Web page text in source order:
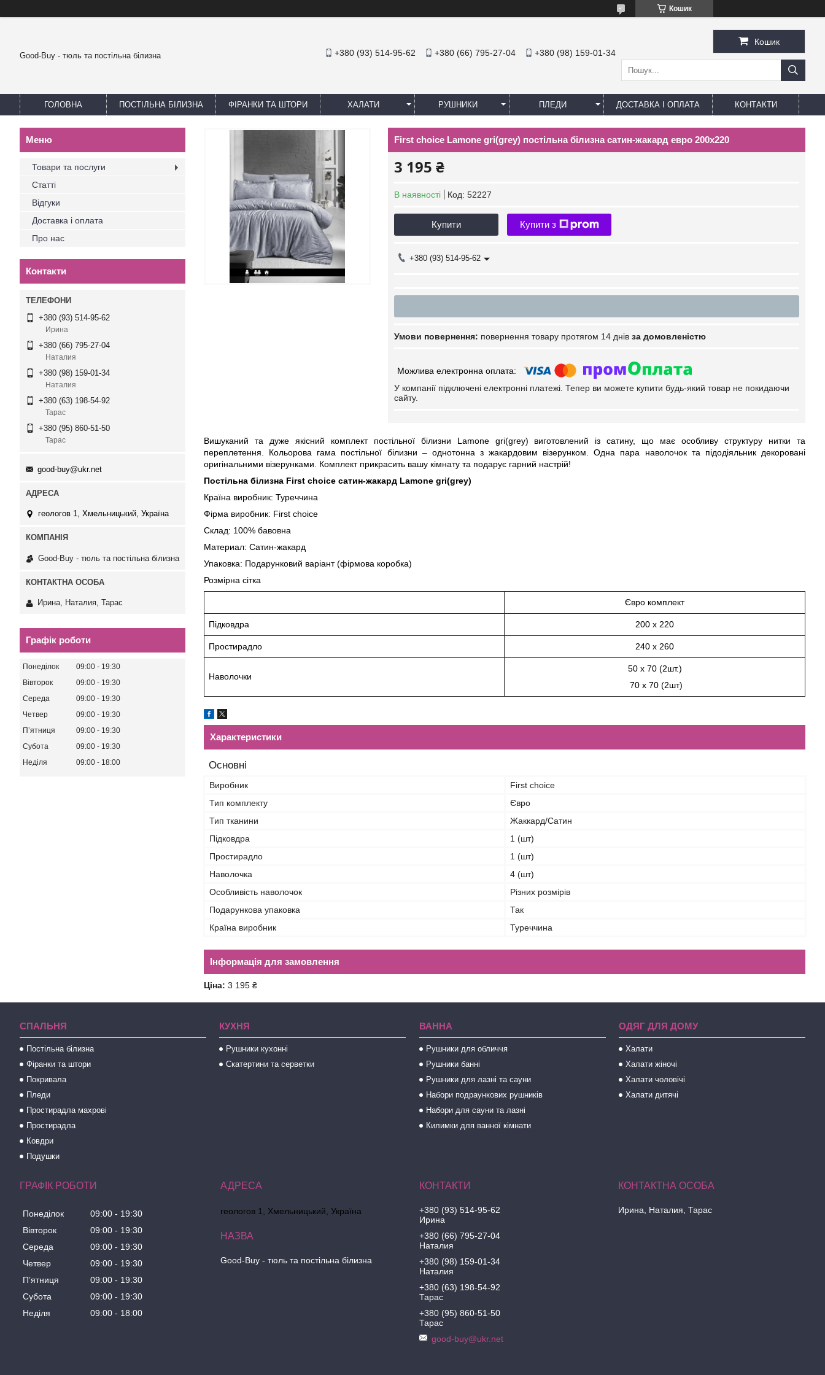
Кошик
Good-Buy - тюль та постільна білизна +380 (93) 514-95-62 +380 (66) 795-27-04 +380 (98) 159-01-34
Кошик
ГОЛОВНА ПОСТІЛЬНА БІЛИЗНА ФІРАНКИ ТА ШТОРИ ХАЛАТИ РУШНИКИ ПЛЕДИ ДОСТАВКА І ОПЛАТА КОНТАКТИ
First choice Lamone gri(grey) постільна білизна сатин-жакард евро 200х220
3 195 ₴
В наявності Код: 52227
Купити Купити з
+380 (93) 514-95-62
повернення товару протягом 14 днів за домовленістю
У компанії підключені електронні платежі. Тепер ви можете купити будь-який товар не покидаючи
сайту.
Вишуканий та дуже якісний комплект постільної білизни Lamone gri(grey) виготовлений із сатину, що має особливу структуру нитки та
переплетення. Кольорова гама постільної білизни – однотонна з жакардовим візерунком. Одна пара наволочок та підодіяльник декоровані
оригінальними візерунками. Комплект прикрасить вашу кімнату та подарує гарний настрій!
Постільна білизна First choice сатин-жакард Lamone gri(grey)
Країна виробник: Туреччина
Фірма виробник: First choice
Склад: 100% бавовна
Материал: Сатин-жакард
Упаковка: Подарунковий варіант (фірмова коробка)
Розмірна сітка
Євро комплект
Підковдра 200 х 220
Простирадло 240 х 260
Наволочки
50 х 70 (2шт.)
70 х 70 (2шт)
Характеристики
Основні
Виробник
First choice
Тип комплекту
Євро
Тип тканини
Жаккард/Сатин
Підковдра
1 (шт)
Простирадло
1 (шт)
Наволочка
4 (шт)
Особливість наволочок
Різних розмірів
Подарункова упаковка
Так
Країна виробник
Туреччина
Інформація для замовлення
Ціна: 3 195 ₴
Товари та послуги
Статті
Відгуки
Доставка і оплата
Про нас
Контакти
+380 (93) 514-95-62
Ирина
+380 (66) 795-27-04
Наталия
+380 (98) 159-01-34
Наталия
+380 (63) 198-54-92
Тарас
+380 (95) 860-51-50
Тарас
good-buy@ukr.net
геологов 1, Хмельницький, Україна
Good-Buy - тюль та постільна білизна
Ирина, Наталия, Тарас
Графік роботи
Понеділок 09:00
19:30
Вівторок
09:00
19:30
Середа
09:00
19:30
Четвер
09:00
19:30
Пʼятниця
09:00
19:30
Субота
09:00
19:30
Неділя
09:00 18:00
СПАЛЬНЯ
Постільна білизна
Фіранки та штори
Покривала
Пледи
Простирадла махрові
Простирадла
Ковдри
Подушки
КУХНЯ
Рушники кухонні
Скатертини та серветки
ВАННА
Рушники для обличчя
Рушники банні
Рушники для лазні та сауни
Набори подраункових рушників
Набори для сауни та лазні
Килимки для ванної кімнати
ОДЯГ ДЛЯ ДОМУ
Халати
Халати жіночі
Халати чоловічі
Халати дитячі
ГРАФІК РОБОТИ
Понеділок 09:00
19:30
Вівторок
09:00
19:30
Середа
09:00
19:30
Четвер
09:00
19:30
Пʼятниця
09:00
19:30
Субота
09:00
19:30
Неділя
09:00 18:00
геологов 1, Хмельницький, Україна
Good-Buy - тюль та постільна білизна
+380 (93) 514-95-62
Ирина
+380 (66) 795-27-04
Наталия
+380 (98) 159-01-34
Наталия
+380 (63) 198-54-92
Тарас
+380 (95) 860-51-50
Тарас
good-buy@ukr.net
Ирина, Наталия, Тарас